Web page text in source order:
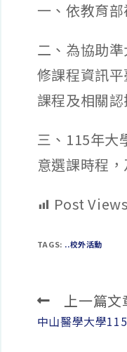
一、依教育
二、為協助
修課程資訊
課程及相關
三、115年大
意選課時程
Post
TAGS: ..校外活動
Read
more
上一篇文
中山醫學大學